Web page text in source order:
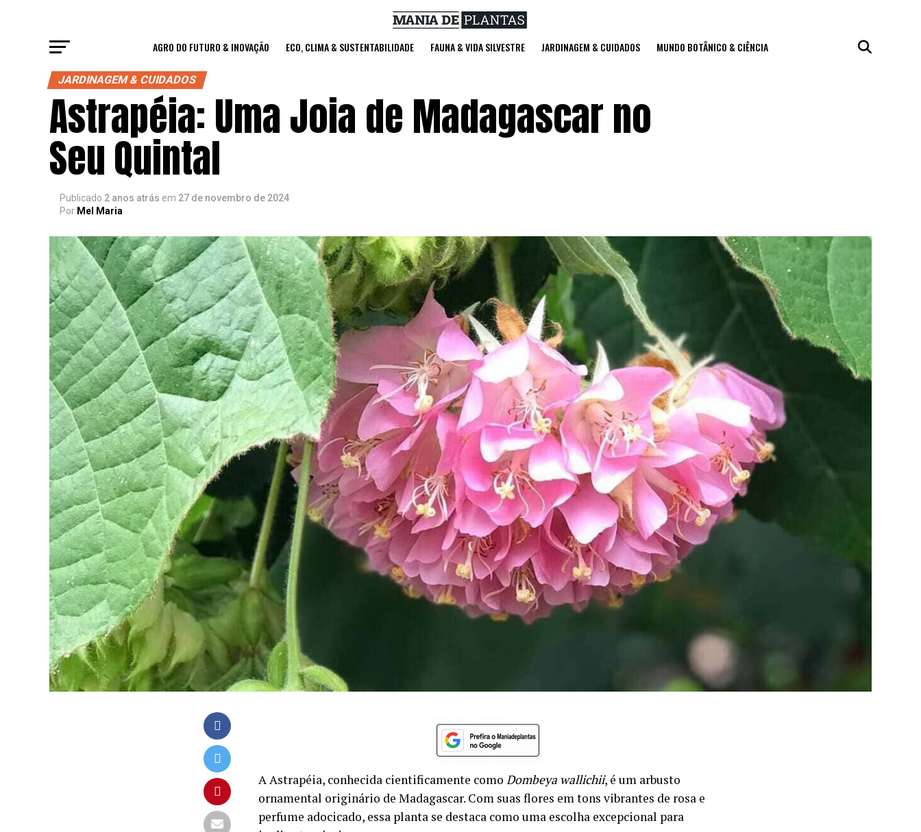
AGRO DO FUTURO & INOVAÇÃO ECO, CLIMA & SUSTENTABILIDADE FAUNA & VIDA SILVESTRE JARDINAGEM & CUIDADOS MUNDO BOTÂNICO & CIÊNCIA
JARDINAGEM & CUIDADOS
Astrapéia: Uma Joia de Madagascar no
Seu Quintal
Publicado 2 anos atrás em 27 de novembro de 2024
Por Mel Maria
A Astrapéia, conhecida cientificamente como Dombeya wallichii, é um arbusto
ornamental originário de Madagascar. Com suas flores em tons vibrantes de rosa e
perfume adocicado, essa planta se destaca como uma escolha excepcional para